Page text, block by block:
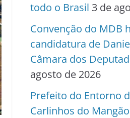
todo o Brasil 3 de
Convenção do MDB
candidatura de
Câmara dos
agosto de 2026
Prefeito do Entorno
Carlinhos do